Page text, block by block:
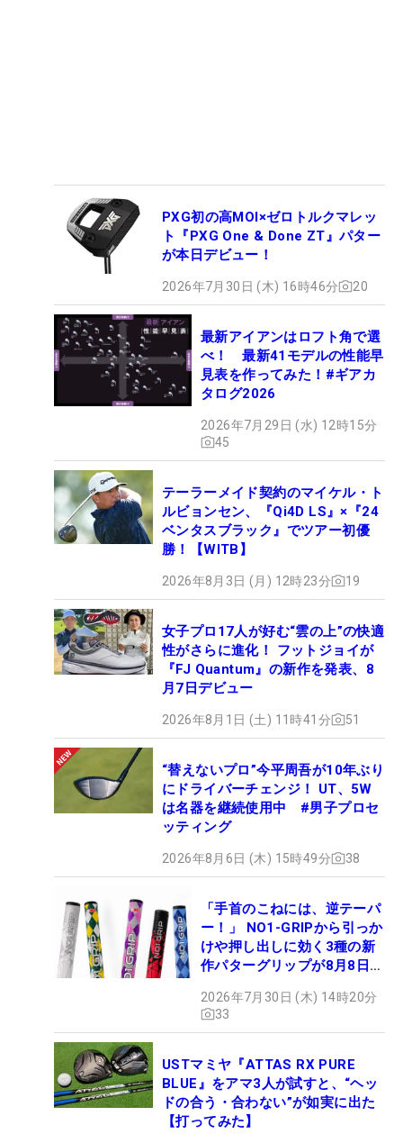
PXG初の高MOI×ゼロトルクマレッ
ト『PXG One & Done ZT』パター
が本日デビュー！
2026年7月30日 (木) 16時46分 20
最新アイアンはロフト角で選
べ！ 最新41モデルの性能早
見表を作ってみた！#ギアカ
タログ2026
2026年7月29日 (水) 12時15分
45
テーラーメイド契約のマイケル・ト
ルビョンセン、『Qi4D LS』×『24
ベンタスブラック』でツアー初優
勝！【WITB】
2026年8月3日 (月) 12時23分 19
女子プロ17人が好む“雲の上”の快適
性がさらに進化！ フットジョイが
『FJ Quantum』の新作を発表、8
月7日デビュー
2026年8月1日 (土) 11時41分 51
“替えないプロ”今平周吾が10年ぶり
にドライバーチェンジ！ UT、5W
は名器を継続使用中 #男子プロセ
ッティング
2026年8月6日 (木) 15時49分 38
「手首のこねには、逆テーパ
ー！」 NO1-GRIPから引っか
けや押し出しに効く3種の新
作パターグリップが8月8日デ
2026年7月30日 (木) 14時20分
33
USTマミヤ『ATTAS RX PURE
BLUE』をアマ3人が試すと、“ヘッ
ドの合う・合わない”が如実に出た
【打ってみた】